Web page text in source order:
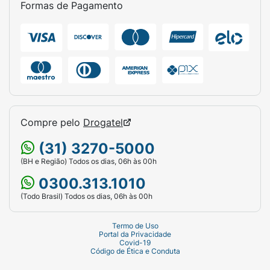
Aqueça a bolsa no micro-ondas (consulte o
tempo exato na embalagem, que varia
conforme a potência do aparelho) ou
mergulhe-a em um recipiente com água
recém-fervida (com o fogo já desligado)
por alguns minutos. Ideal para tensões
musculares e cólicas.
Atenção: Para evitar lesões na pele, nunca
aplique a bolsa (seja quente ou fria)
diretamente sobre o corpo. Envolva-a
sempre em uma toalha fina ou capa
protetora. Aplique na região desejada por
orientação do seu médico/fisioterapeuta.
Ficha Técnica:
Formas de Pagamento
Compre pelo Drogatel
(31) 3270-5000
(BH e Região) Todos os dias, 06h às 00h
0300.313.1010
(Todo Brasil) Todos os dias, 06h às 00h
Termo de Uso
Portal da Privacidade
Covid-19
Código de Ética e Conduta